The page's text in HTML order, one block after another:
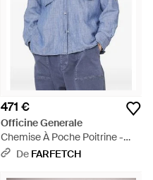
471 €
Officine Generale
Chemise À Poche Poitrine -
BleuDe FARFETCH